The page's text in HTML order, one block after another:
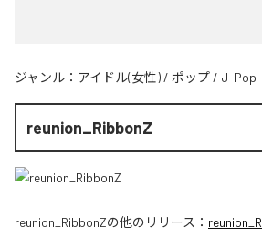
ジャンル： アイドル(女性) / ポップ / J-Pop
reunion_RibbonZ
reunion_RibbonZの他のリリース：